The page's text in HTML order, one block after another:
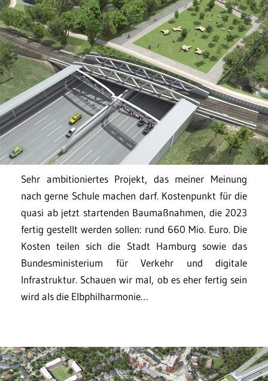
Sehr ambitioniertes Projekt, das meiner Meinung
nach gerne Schule machen darf. Kostenpunkt für die
quasi ab jetzt startenden Baumaßnahmen, die 2023
fertig gestellt werden sollen: rund 660 Mio. Euro. Die
Kosten teilen sich die Stadt Hamburg sowie das
Bundesministerium für Verkehr und digitale
Infrastruktur. Schauen wir mal, ob es eher fertig sein
wird als die Elbphilharmonie…